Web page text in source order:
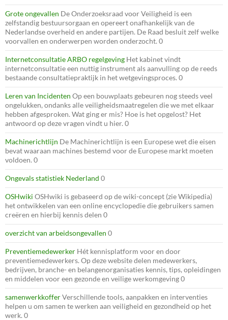
Grote ongevallen De Onderzoeksraad voor Veiligheid is een
zelfstandig bestuursorgaan en opereert onafhankelijk van de
Nederlandse overheid en andere partijen. De Raad besluit zelf welke
voorvallen en onderwerpen worden onderzocht. 0
Internetconsultatie ARBO regelgeving Het kabinet vindt
internetconsultatie een nuttig instrument als aanvulling op de reeds
bestaande consultatiepraktijk in het wetgevingsproces. 0
Leren van Incidenten Op een bouwplaats gebeuren nog steeds veel
ongelukken, ondanks alle veiligheidsmaatregelen die we met elkaar
hebben afgesproken. Wat ging er mis? Hoe is het opgelost? Het
antwoord op deze vragen vindt u hier. 0
Machinerichtlijn De Machinerichtlijn is een Europese wet die eisen
bevat waaraan machines bestemd voor de Europese markt moeten
voldoen. 0
Ongevals statistiek Nederland 0
OSHwiki OSHwiki is gebaseerd op de wiki-concept (zie Wikipedia)
het ontwikkelen van een online encyclopedie die gebruikers samen
creëren en hierbij kennis delen 0
overzicht van arbeidsongevallen 0
Preventiemedewerker Hét kennisplatform voor en door
preventiemedewerkers. Op deze website delen medewerkers,
bedrijven, branche- en belangenorganisaties kennis, tips, opleidingen
en middelen voor een gezonde en veilige werkomgeving 0
samenwerkkofferVerschillende tools, aanpakken en interventies
helpen u om samen te werken aan veiligheid en gezondheid op het
werk. 0